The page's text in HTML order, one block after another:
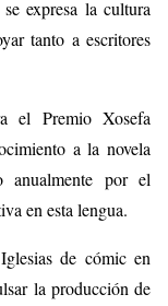
expresa la cultura
tanto a escritores
el Premio Xosefa
a la novela
anualmente por el
en esta lengua.
de cómic en
la producción de